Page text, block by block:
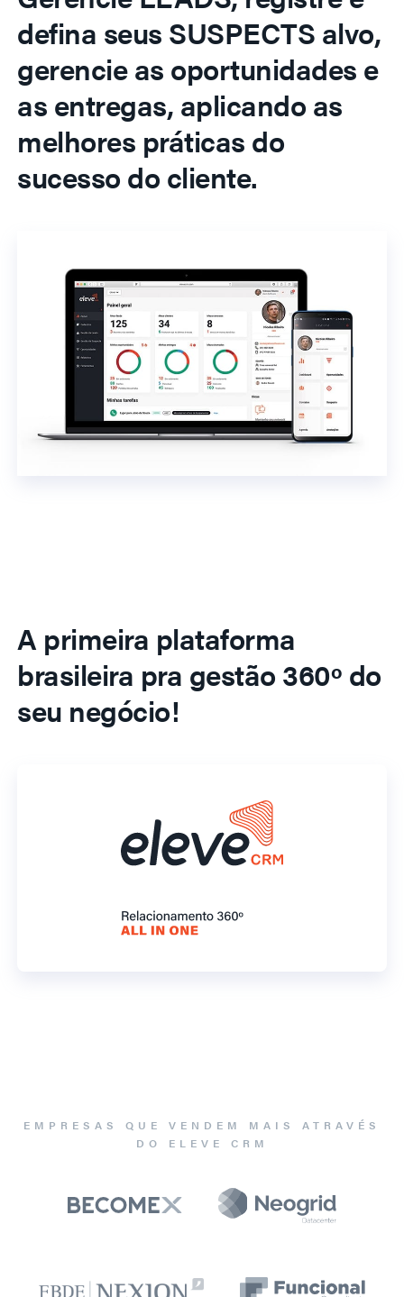
defina seus SUSPECTS alvo,
gerencie as oportunidades e
as entregas, aplicando as
melhores práticas do
sucesso do cliente.
A primeira plataforma
brasileira pra gestão 360º do
seu negócio!
EMPRESAS QUE VENDEM MAIS ATRAVÉS
DO ELEVE CRM